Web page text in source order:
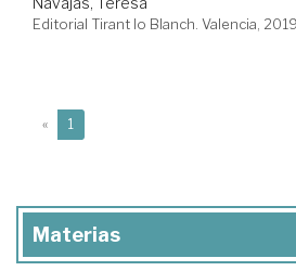
Editorial Tirant lo Blanch. Valencia, 2019
« 1
Materias